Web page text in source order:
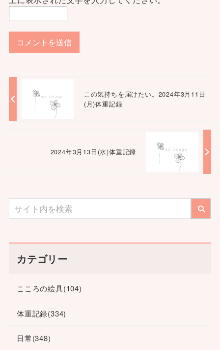
この気持ちを届けたい。2024年3月11日
(月)体重記録
2024年3月13日(水)体重記録
カテゴリー
こころの絵具(104)
体重記録(334)
日常(348)